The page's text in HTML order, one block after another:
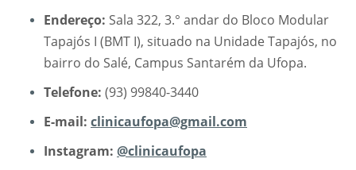
Endereço: Sala 322, 3.° andar do Bloco Modular
Tapajós I (BMT I), situado na Unidade Tapajós, no
bairro do Salé, Campus Santarém da Ufopa.
Telefone: (93) 99840-3440
E-mail: clinicaufopa@gmail.com
Instagram: @clinicaufopa